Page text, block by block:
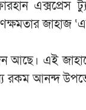
এক্সপ্রেস
জাহাজ
আছে। এই
রকম আনন্দ